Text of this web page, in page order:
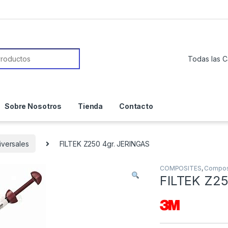
Sobre Nosotros Tienda Contacto
FILTEK Z250 4gr. JERINGAS
COMPOSITES,
FILTEK